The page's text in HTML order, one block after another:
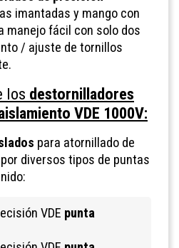
imantadas y mango con
manejo fácil con solo dos
/ ajuste de tornillos
los destornilladores
VDE 1000V:
para atornillado de
diversos tipos de puntas
VDE punta